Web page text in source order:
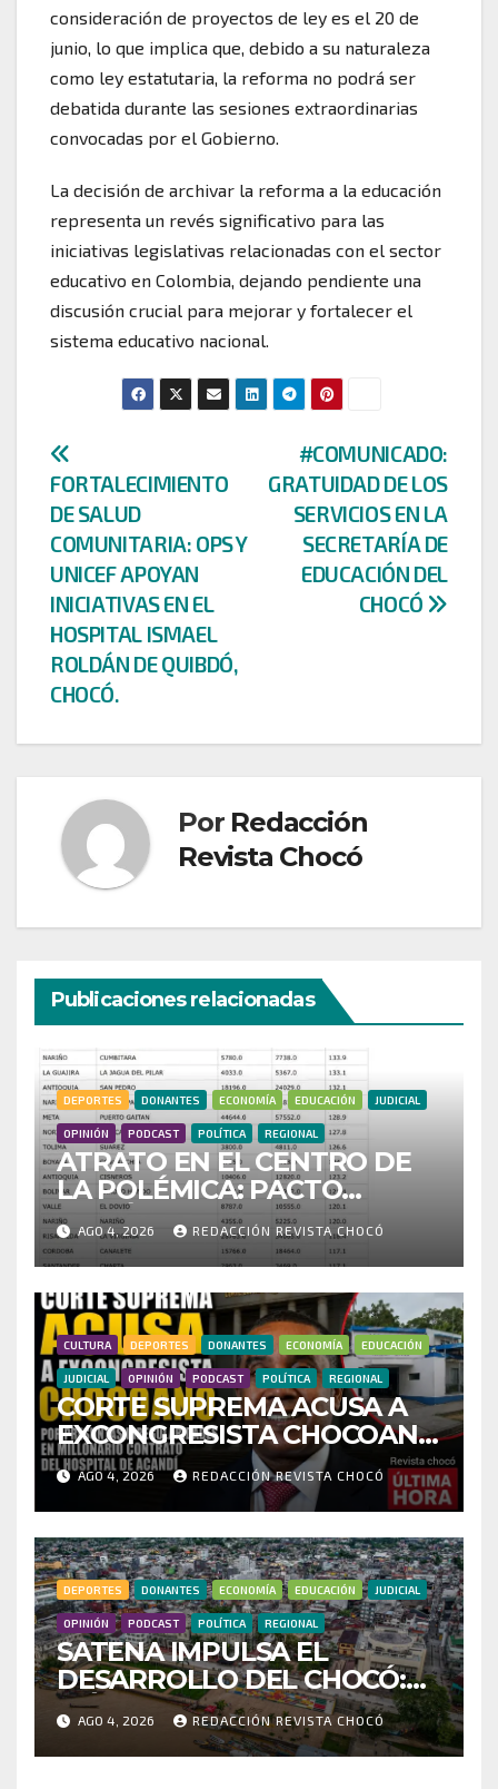
consideración de proyectos de ley es el 20 de
junio, lo que implica que, debido a su naturaleza
como ley estatutaria, la reforma no podrá ser
debatida durante las sesiones extraordinarias
convocadas por el Gobierno.
La decisión de archivar la reforma a la educación
representa un revés significativo para las
iniciativas legislativas relacionadas con el sector
educativo en Colombia, dejando pendiente una
discusión crucial para mejorar y fortalecer el
sistema educativo nacional.
Navegación
de
entradas
#COMUNICADO:
GRATUIDAD DE LOS
SERVICIOS EN LA
SECRETARÍA DE
EDUCACIÓN DEL
CHOCÓ
FORTALECIMIENTO
DE SALUD
COMUNITARIA: OPS Y
UNICEF APOYAN
INICIATIVAS EN EL
HOSPITAL ISMAEL
ROLDÁN DE QUIBDÓ,
CHOCÓ.
Por Redacción
Revista Chocó
Publicaciones relacionadas
DEPORTES DONANTES ECONOMÍA EDUCACIÓN JUDICIAL
OPINIÓN PODCAST POLÍTICA REGIONAL
ATRATO EN EL CENTRO DE
LA POLÉMICA: PACTO
HISTÓRICO CUESTIONA
CENSO ELECTORAL Y PIDE
INVESTIGAR PRESUNTO
FRAUDE
AGO 4, 2026 REDACCIÓN REVISTA CHOCÓ
CULTURA DEPORTES DONANTES ECONOMÍA EDUCACIÓN
JUDICIAL OPINIÓN PODCAST POLÍTICA REGIONAL
CORTE SUPREMA ACUSA A
EXCONGRESISTA CHOCOANO
POR PRESUNTAS
IRREGULARIDADES EN
MILLONARIO CONTRATO
DEL HOSPITAL DE ACANDÍ
AGO 4, 2026 REDACCIÓN REVISTA CHOCÓ
DEPORTES DONANTES ECONOMÍA EDUCACIÓN JUDICIAL
OPINIÓN PODCAST POLÍTICA REGIONAL
SATENA IMPULSA EL
DESARROLLO DEL CHOCÓ:
MÁS DE 35 MIL PASAJEROS
MOVILIZADOS Y NUEVAS
RUTAS FORTALECEN LA
AGO 4, 2026 REDACCIÓN REVISTA CHOCÓ